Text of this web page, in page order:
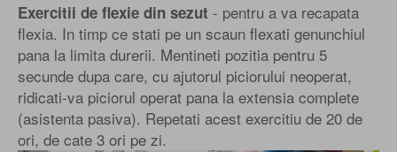
Exercitii de flexie din sezut - pentru a va recapata
flexia. In timp ce stati pe un scaun flexati genunchiul
pana la limita durerii. Mentineti pozitia pentru 5
secunde dupa care, cu ajutorul piciorului neoperat,
ridicati-va piciorul operat pana la extensia complete
(asistenta pasiva). Repetati acest exercitiu de 20 de
ori, de cate 3 ori pe zi.